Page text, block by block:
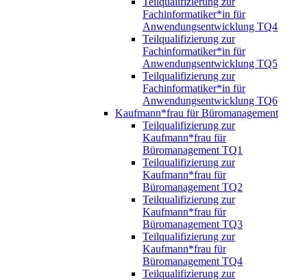
Fachinformatiker*in für
Anwendungsentwicklung TQ4
Teilqualifizierung zur
Fachinformatiker*in für
Anwendungsentwicklung TQ5
Teilqualifizierung zur
Fachinformatiker*in für
Anwendungsentwicklung TQ6
Kaufmann*frau für Büromanagement
Teilqualifizierung zur
Kaufmann*frau für
Büromanagement TQ1
Teilqualifizierung zur
Kaufmann*frau für
Büromanagement TQ2
Teilqualifizierung zur
Kaufmann*frau für
Büromanagement TQ3
Teilqualifizierung zur
Kaufmann*frau für
Büromanagement TQ4
Teilqualifizierung zur